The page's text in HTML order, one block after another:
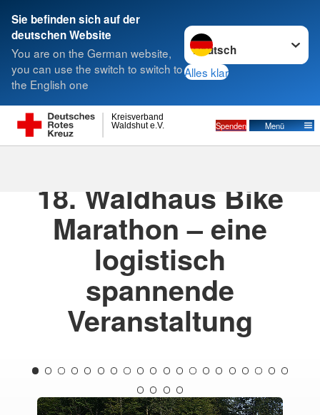
Sie befinden sich auf der
deutschen Website
You are on the German website,
you can use the switch to switch to
the English one
Sprache wechseln zu
Alles klar
Waldshut e.V.
Kreisverband
Spenden Menü
Suche
18. Waldhaus Bike
Marathon – eine
logistisch
spannende
Veranstaltung